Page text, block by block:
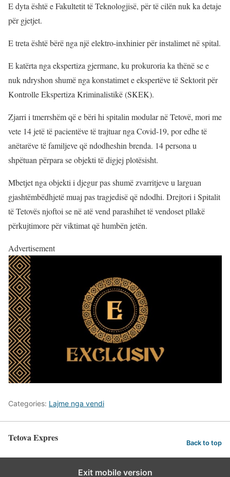
E dyta është e Fakultetit të Teknologjisë, për të cilën nuk ka detaje
për gjetjet.
E treta është bërë nga një elektro-inxhinier për instalimet në spital.
E katërta nga ekspertiza gjermane, ku prokuroria ka thënë se e
nuk ndryshon shumë nga konstatimet e ekspertëve të Sektorit për
Kontrolle Ekspertiza Kriminalistikë (SKEK).
Zjarri i tmerrshëm që e bëri hi spitalin modular në Tetovë, mori me
vete 14 jetë të pacientëve të trajtuar nga Covid-19, por edhe të
anëtarëve të familjeve që ndodheshin brenda. 14 persona u
shpëtuan përpara se objekti të digjej plotësisht.
Mbetjet nga objekti i djegur pas shumë zvarritjeve u larguan
gjashtëmbëdhjetë muaj pas tragjedisë që ndodhi. Drejtori i Spitalit
të Tetovës njoftoi se në atë vend parashihet të vendoset pllakë
përkujtimore për viktimat që humbën jetën.
Advertisement
Categories: Lajme nga vendi
Tetova Expres Back to top
Exit mobile version